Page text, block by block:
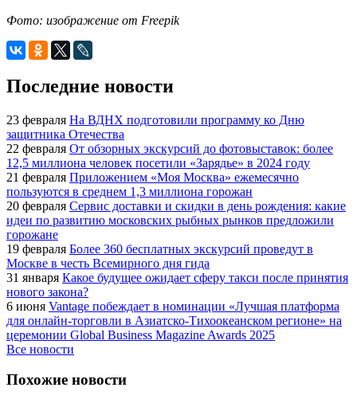
Фото: изображение от Freepik
Последние новости
23 февраля На ВДНХ подготовили программу ко Дню
защитника Отечества
22 февраля От обзорных экскурсий до фотовыставок: более
12,5 миллиона человек посетили «Зарядье» в 2024 году
21 февраля Приложением «Моя Москва» ежемесячно
пользуются в среднем 1,3 миллиона горожан
20 февраля Сервис доставки и скидки в день рождения: какие
идеи по развитию московских рыбных рынков предложили
горожане
19 февраля Более 360 бесплатных экскурсий проведут в
Москве в честь Всемирного дня гида
31 января Какое будущее ожидает сферу такси после принятия
нового закона?
6 июня Vantage побеждает в номинации «Лучшая платформа
для онлайн-торговли в Азиатско-Тихоокеанском регионе» на
церемонии Global Business Magazine Awards 2025
Все новости
Похожие новости